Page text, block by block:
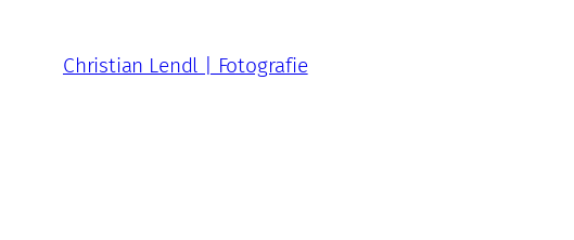
springen
Christian Lendl | Fotografie